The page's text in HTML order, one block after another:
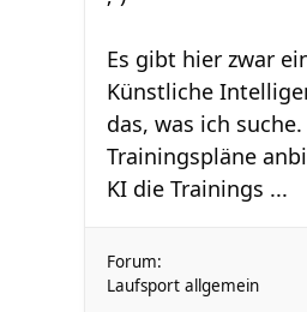
Es gibt hier zwar
Künstliche
das, was ich
Trainingspläne
KI die Trainings ...
Forum:
Laufsport allgemein